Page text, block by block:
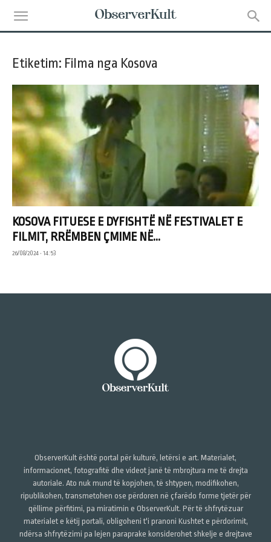
Etiketim: Filma nga Kosova
KOSOVA FITUESE E DYFISHTË NË FESTIVALET E
FILMIT, RRËMBEN ÇMIME NË...
26/08/2024 • 14:53
ObserverKult është portal për kulturë, letërsi e art. Materialet,
informacionet, fotografitë dhe videot janë të mbrojtura me të drejta
autoriale. Ato nuk mund të kopjohen, të shtypen, modifikohen,
ripublikohen, transmetohen ose përdoren në çfarëdo forme tjetër për
qëllime përfitimi, pa miratimin e ObserverKult. Për të shfrytëzuar
materialet e këtij portali, obligoheni t'i pranoni Kushtet e përdorimit,
ndërsa shfrytëzimi pa lejen paraprake konsiderohet shkelje e drejtave